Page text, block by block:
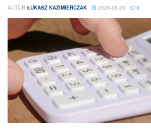
AUTOR ŁUKASZ KAZIMIERCZAK 2026-06-25 0